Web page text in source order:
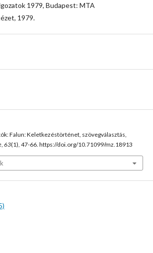
1979, Budapest: MTA
1979.
Falun: Keletkezéstörténet, szövegválasztás,
63(1), 47-66. https://doi.org/10.71099/mz.18913